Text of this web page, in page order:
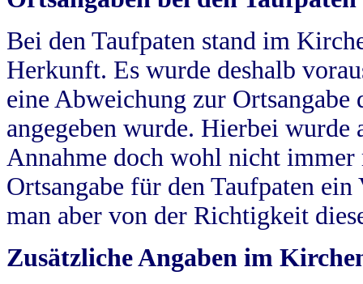
Bei den Taufpaten stand im
Herkunft. Es wurde deshalb
eine Abweichung zur
angegeben wurde. Hierbei wurde
Annahme doch wohl nicht
Ortsangabe für den Taufpaten
man aber von der Richtigkeit
Zusätzliche Angaben im